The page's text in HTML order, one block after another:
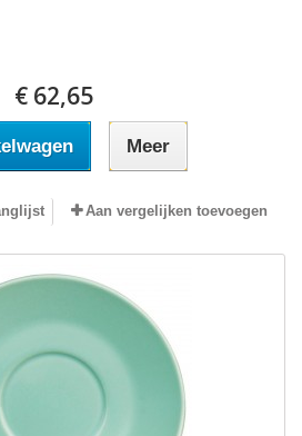
€ 62,65
Meer
Aan vergelijken toevoegen